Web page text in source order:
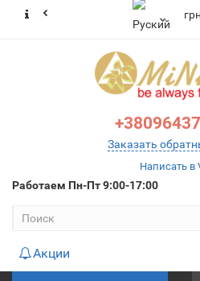
Заказать
Написать в
Работаем Пн-Пт 9:00-17:00
Акции